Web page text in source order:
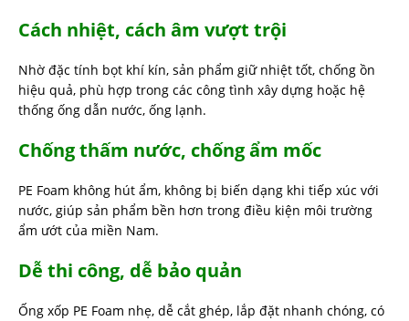
Cách nhiệt, cách âm vượt trội
Nhờ đặc tính bọt khí kín, sản phẩm giữ nhiệt tốt, chống ồn
hiệu quả, phù hợp trong các công tình xây dựng hoặc hệ
thống ống dẫn nước, ống lạnh.
Chống thấm nước, chống ẩm mốc
PE Foam không hút ẩm, không bị biến dạng khi tiếp xúc với
nước, giúp sản phẩm bền hơn trong điều kiện môi trường
ẩm ướt của miền Nam.
Dễ thi công, dễ bảo quản
Ống xốp PE Foam nhẹ, dễ cắt ghép, lắp đặt nhanh chóng, có